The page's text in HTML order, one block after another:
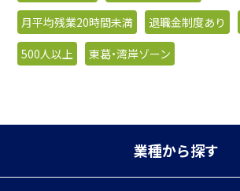
月平均残業20時間未満
退職金制度あり
500人以上
東葛・湾岸ゾーン
業種から探す